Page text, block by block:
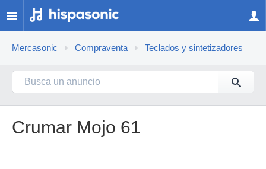
Mercasonic Compraventa Teclados y sintetizadores
Crumar Mojo 61